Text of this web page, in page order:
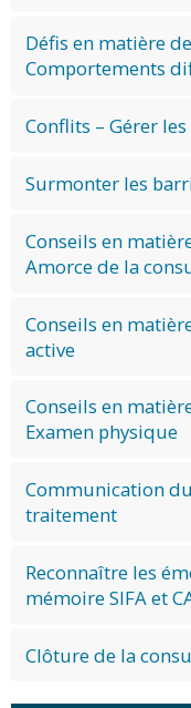
Défis en matière
Comportements
Conflits – Gérer
Surmonter les
Conseils en
Amorce de la
Conseils en
active
Conseils en
Examen physique
Communication
traitement
Reconnaître les
mémoire SIFA et
Clôture de la